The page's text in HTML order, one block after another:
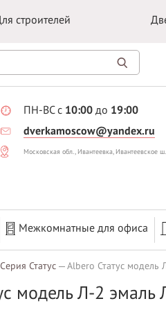
строителей
ПН-ВС с 10:00 до 19:00
dverkamoscow@yandex.ru
Московская обл., Ивантеевка, Ивантеевское
Межкомнатные для офиса
Серия Статус Albero Статус модель
модель Л-2